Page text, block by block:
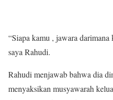
“Siapa kamu , jawara
saya Rahudi.
Rahudi menjawab bahwa dia
menyaksikan musyawarah